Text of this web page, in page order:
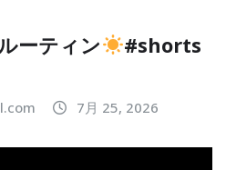
ーティン
#shorts
7月 25, 2026